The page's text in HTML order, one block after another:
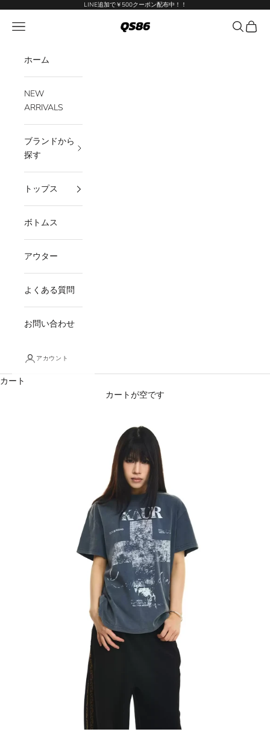
LINE追加で￥500クーポン配布中！！
QS86
メニューを開く 検索を開
カー
ホーム
NEW
ARRIVALS
ブランドから
探す
トップス
ボトムス
アウター
よくある質問
お問い合わせ
アカウント
カート
カートが空です